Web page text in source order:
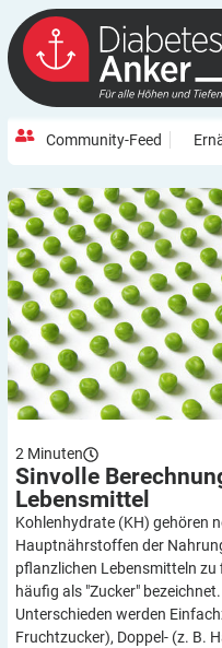
Community-Feed
Sinvolle
2 Minuten
Sinvolle
Lebensmittel
Kohlenhydrate (KH) gehören
Hauptnährstoffen der
pflanzlichen Lebensmitteln
häufig als "Zucker"
Unterschieden werden
Fruchtzucker), Doppel- (z. B.